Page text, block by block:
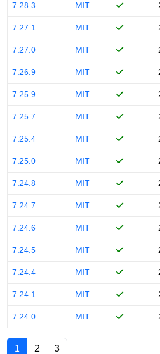
7.28.3 MIT
7.27.1 MIT
7.27.0 MIT
7.26.9 MIT
7.25.9 MIT
7.25.7 MIT
7.25.4 MIT
7.25.0 MIT
7.24.8 MIT
7.24.7 MIT
7.24.6 MIT
7.24.5 MIT
7.24.4 MIT
7.24.1 MIT
7.24.0 MIT
1 2 3